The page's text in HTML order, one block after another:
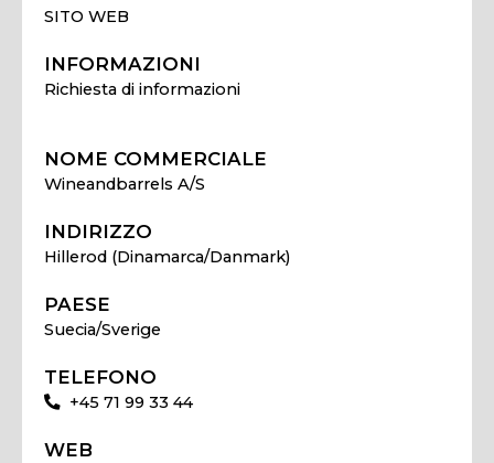
SITO WEB
INFORMAZIONI
Richiesta di informazioni
NOME COMMERCIALE
Wineandbarrels A/S
INDIRIZZO
Hillerod (Dinamarca/Danmark)
PAESE
Suecia/Sverige
TELEFONO
+45 71 99 33 44
WEB